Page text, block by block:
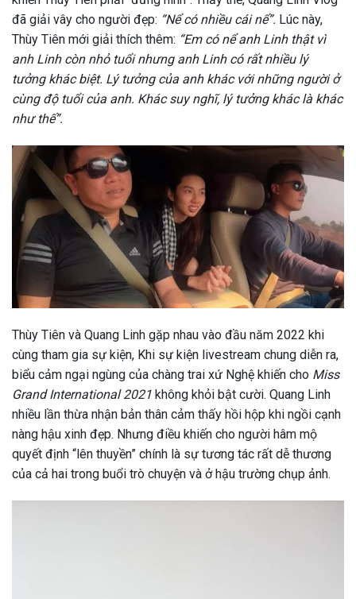
đã giải vây cho người đẹp: “Nể có nhiều cái nể”. Lúc này,
Thùy Tiên mới giải thích thêm: “Em có nể anh Linh thật vì
anh Linh còn nhỏ tuổi nhưng anh Linh có rất nhiều lý
tưởng khác biệt. Lý tưởng của anh khác với những người ở
cùng độ tuổi của anh. Khác suy nghĩ, lý tưởng khác là khác
như thế”.
Thùy Tiên và Quang Linh gặp nhau vào đầu năm 2022 khi
cùng tham gia sự kiện, Khi sự kiện livestream chung diễn ra,
biểu cảm ngại ngùng của chàng trai xứ Nghệ khiến cho Miss
Grand International 2021 không khỏi bật cười. Quang Linh
nhiều lần thừa nhận bản thân cảm thấy hồi hộp khi ngồi cạnh
nàng hậu xinh đẹp. Nhưng điều khiến cho người hâm mộ
quyết định “lên thuyền” chính là sự tương tác rất dễ thương
của cả hai trong buổi trò chuyện và ở hậu trường chụp ảnh.